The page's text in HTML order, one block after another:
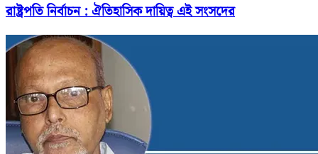
রাষ্ট্রপতি নির্বাচন : ঐতিহাসিক দায়িত্ব এই সংসদের